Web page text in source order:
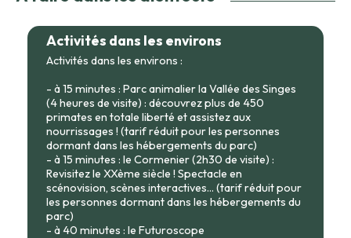
Activités dans les environs
Activités dans les environs :
- à 15 minutes : Parc animalier la Vallée des Singes
(4 heures de visite) : découvrez plus de 450
primates en totale liberté et assistez aux
nourrissages ! (tarif réduit pour les personnes
dormant dans les hébergements du parc)
- à 15 minutes : le Cormenier (2h30 de visite) :
Revisitez le XXème siècle ! Spectacle en
scénovision, scènes interactives... (tarif réduit pour
les personnes dormant dans les hébergements du
parc)
- à 40 minutes : le Futuroscope